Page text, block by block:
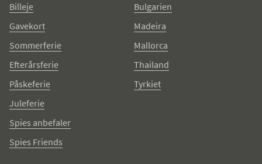
Billeje
Gavekort
Sommerferie
Efterårsferie
Påskeferie
Juleferie
Spies anbefaler
Spies Friends
Bulgarien
Madeira
Mallorca
Thailand
Tyrkiet